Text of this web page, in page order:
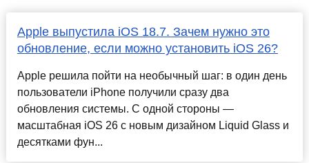
Apple выпустила iOS 18.7. Зачем нужно это
обновление, если можно установить iOS 26?
Apple решила пойти на необычный шаг: в один день
пользователи iPhone получили сразу два
обновления системы. С одной стороны —
масштабная iOS 26 с новым дизайном Liquid Glass и
десятками фун...